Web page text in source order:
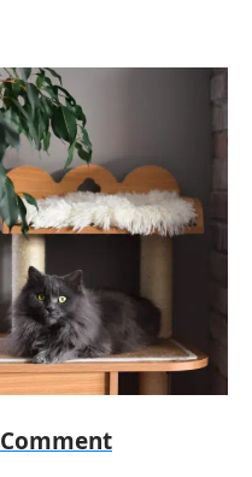
Comment